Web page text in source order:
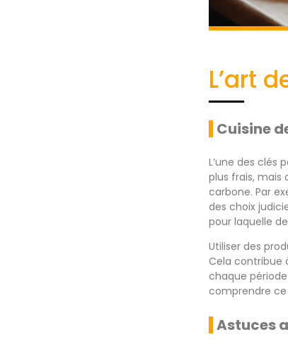
L’art
Cuisine
L’une des clés
plus frais, mais
carbone. Par
des choix
pour laquelle
Utiliser des
Cela contribue
chaque
comprendre ce
Astuces